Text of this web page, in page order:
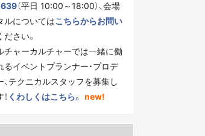
（平日 10:00～18:00）、会場
ルについてはこちらからお問い
ださい。
チャーカルチャーでは一緒に働
るイベントプランナー・プロデ
、テクニカルスタッフを募集し
くわしくはこちら。 new!